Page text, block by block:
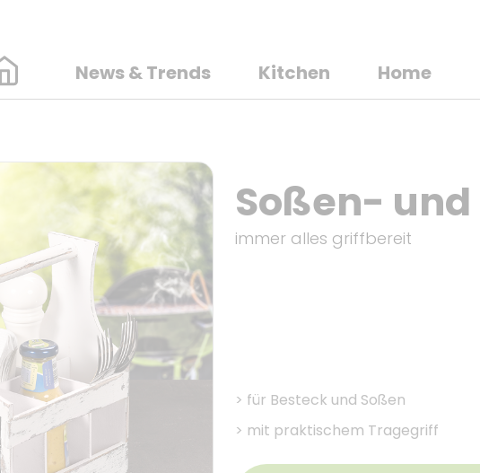
News & Trends Kitchen Home
Soßen-
immer alles griffbereit
> für Besteck und Soßen
> mit praktischem Tragegriff